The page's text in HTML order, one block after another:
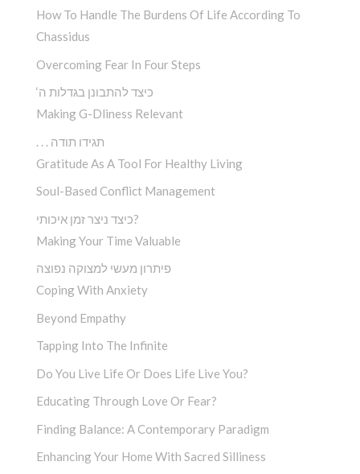
How To Handle The Burdens Of Life According To
Chassidus
Overcoming Fear In Four Steps
‘כיצד להתבונן בגדלות ה
Making G-Dliness Relevant
. . . תגידו תודה
Gratitude As A Tool For Healthy Living
Soul-Based Conflict Management
כיצד ניצר זמן איכותי?
Making Your Time Valuable
פיתרון מעשי למצוקה נפוצה
Coping With Anxiety
Beyond Empathy
Tapping Into The Infinite
Do You Live Life Or Does Life Live You?
Educating Through Love Or Fear?
Finding Balance: A Contemporary Paradigm
Enhancing Your Home With Sacred Silliness